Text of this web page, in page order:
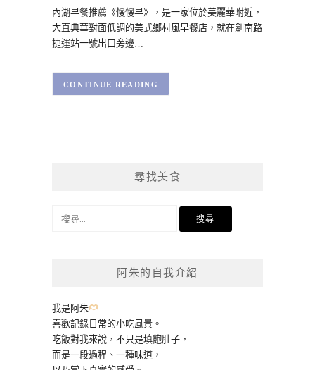
內湖早餐推薦《慢慢早》，是一家位於美麗華附近，
大直典華對面低調的美式鄉村風早餐店，就在劍南路
捷運站一號出口旁邊…
CONTINUE READING
尋找美食
阿朱的自我介紹
我是阿朱
喜歡記錄日常的小吃風景。
吃飯對我來說，不只是填飽肚子，
而是一段過程、一種味道，